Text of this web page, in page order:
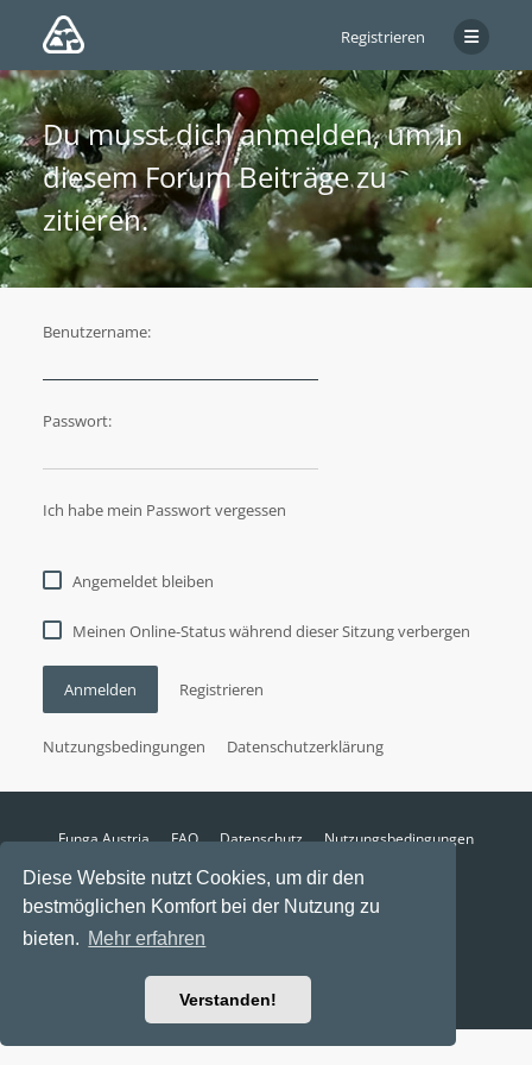
Diese Website nutzt Cookies, um dir den
bestmöglichen Komfort bei der Nutzung zu
bieten. Mehr erfahren
Verstanden!
Registrieren
Du musst dich anmelden, um in
diesem Forum Beiträge zu
zitieren.
Benutzername:
Passwort:
Ich habe mein Passwort vergessen
Angemeldet bleiben
Meinen Online-Status während dieser Sitzung verbergen
Anmelden Registrieren
Nutzungsbedingungen Datenschutzerklärung
Funga Austria FAQ Datenschutz
Nutzungsbedingungen
Alle Zeiten sindUTC+02:00
Aktuelle Zeit: 7. August 2026, 14:01
Powered byphpBB
Ravaio Theme byGramziu